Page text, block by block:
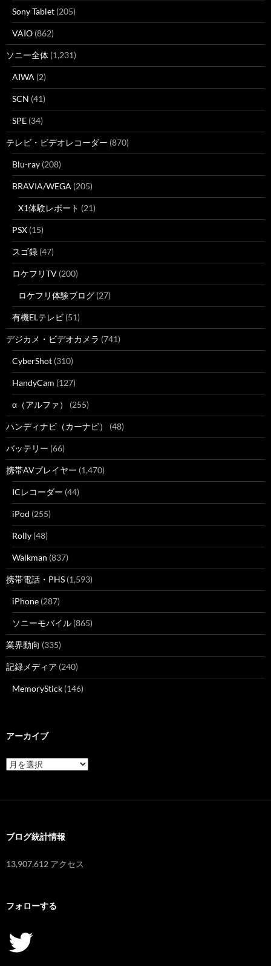
Sony Tablet (205)
VAIO (862)
ソニー全体 (1,231)
AIWA (2)
SCN (41)
SPE (34)
テレビ・ビデオレコーダー (870)
Blu-ray (208)
BRAVIA/WEGA (205)
X1体験レポート (21)
PSX (15)
スゴ録 (47)
ロケフリTV (200)
ロケフリ体験ブログ (27)
有機ELテレビ (51)
デジカメ・ビデオカメラ (741)
CyberShot (310)
HandyCam (127)
α（アルファ） (255)
ハンディナビ（カーナビ） (48)
バッテリー (66)
携帯AVプレイヤー (1,470)
ICレコーダー (44)
iPod (255)
Rolly (48)
Walkman (837)
携帯電話・PHS (1,593)
iPhone (287)
ソニーモバイル (865)
業界動向 (335)
記録メディア (240)
MemoryStick (146)
アーカイブ
ア
ー
ブログ統計情報
13,907,612 アクセス
フォローする
Twitter